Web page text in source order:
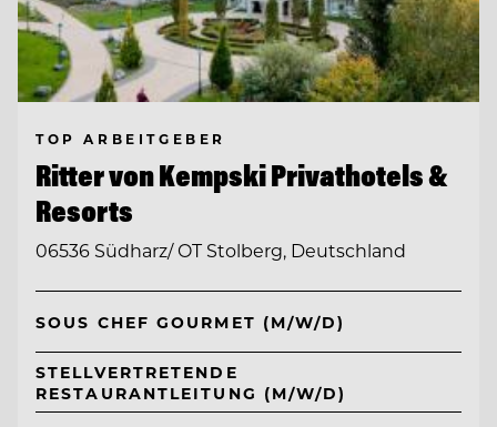
TOP ARBEITGEBER
Ritter von Kempski Privathotels &
Resorts
06536 Südharz/ OT Stolberg, Deutschland
SOUS CHEF GOURMET (M/W/D)
STELLVERTRETENDE
RESTAURANTLEITUNG (M/W/D)